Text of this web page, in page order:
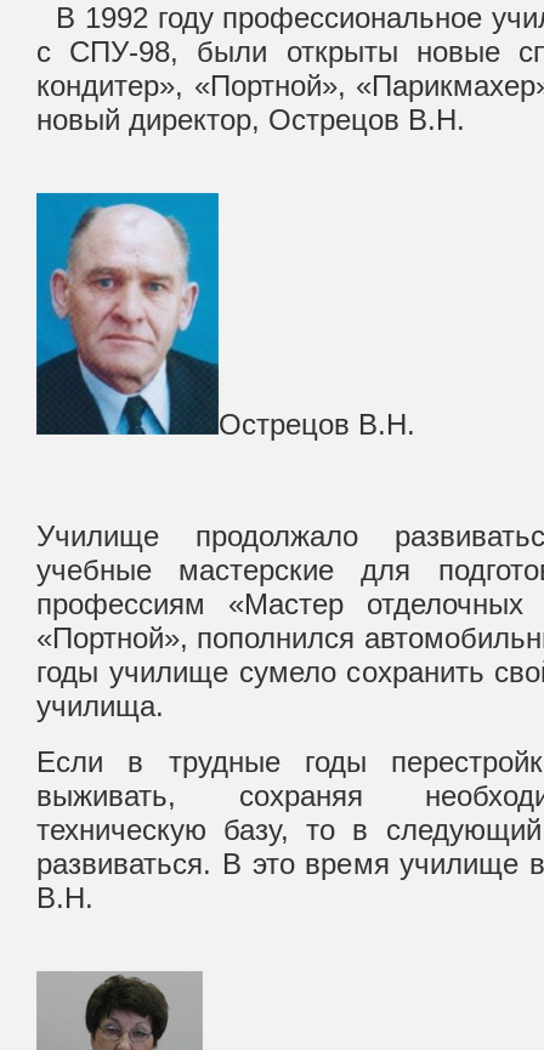
В 1992 году профессиональное
с СПУ-98, были открыты новые
кондитер», «Портной»,
новый директор, Острецов В.Н.
Острецов В.Н.
Училище продолжало
учебные мастерские для
профессиям «Мастер отделочных
«Портной», пополнился
годы училище сумело сохранить
училища.
Если в трудные годы
выживать, сохраняя
техническую базу, то в
развиваться. В это время училище
В.Н.